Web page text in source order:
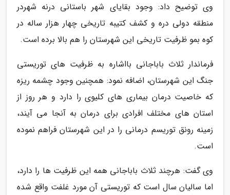
وی توضیح داد: وجود بقایای شهر باستانی درنه شهردر
منطقه دولی دره و کشف کتیبه تاریخی چهار هزار ساله در
کوه بمو ظرفیت تاریخی این شهرستان را هم بالا برده است.
فرماندار ثلاث باباجانی بااشاره به ظرفیت های توریستی
جنگ این شهرستان، اضافه نمود: همچنین وجود چشمه ریزه
که خاصیت درمان بیماری های کلیوی را دارد و هر روز از
استان های مختلف افرادی برای درمان به آنجا می آیند،
زمینه رونق توریسم درمانی را در این شهرستان فراهم نموده
است.
وی گفت: هرچند ثلاث باباجانی همه این ظرفیت ها را دارد،
اما سالیان سال است که توریستی آن مورد غلفت واقع شده